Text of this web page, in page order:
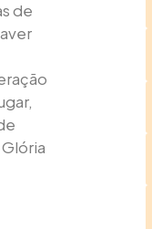
de